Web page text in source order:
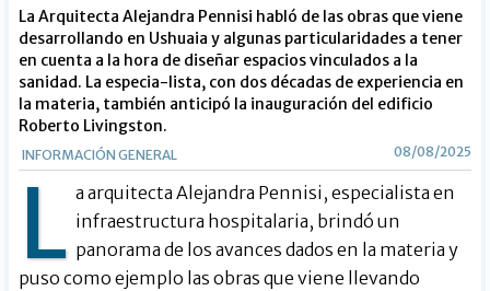
La Arquitecta Alejandra Pennisi habló de las obras que viene
desarrollando en Ushuaia y algunas particularidades a tener
en cuenta a la hora de diseñar espacios vinculados a la
sanidad. La especia-lista, con dos décadas de experiencia en
la materia, también anticipó la inauguración del edificio
Roberto Livingston.
INFORMACIÓN GENERAL 08/08/2025
L a arquitecta Alejandra Pennisi, especialista en
infraestructura hospitalaria, brindó un
panorama de los avances dados en la materia y
puso como ejemplo las obras que viene llevando